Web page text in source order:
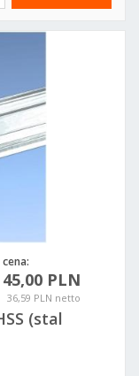
cena:
45,00 PLN
36,59 PLN netto
(stal